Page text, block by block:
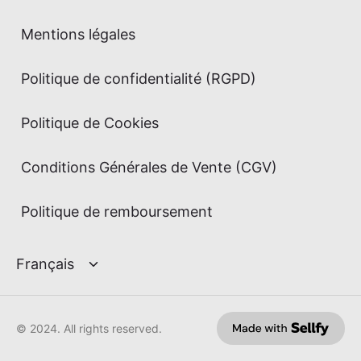
Mentions légales
Politique de confidentialité (RGPD)
Politique de Cookies
Conditions Générales de Vente (CGV)
Politique de remboursement
© 2024. All rights reserved.